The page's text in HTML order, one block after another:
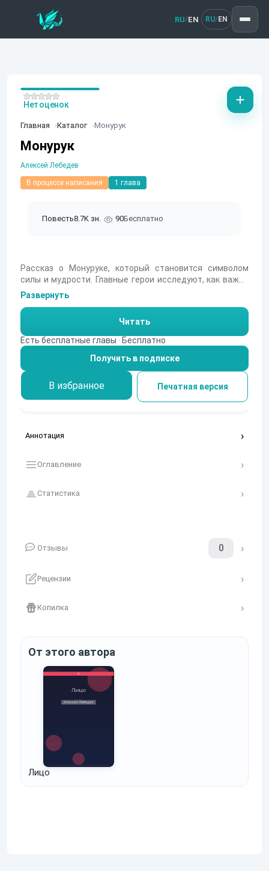
RU/EN RU/ EN
Главная Каталог Монурук
Монурук
Алексей Лебедев
В процессе написания 1 глава
Повесть8.7K зн. 90Бесплатно
Нет оценок
Рассказ о Монуруке, который становится символом
силы и мудрости. Главные герои исследуют, как важно
сохранять связь с природой и традициями, открывая
для себя, что настоящая сила заключается в единстве.
Развернуть
Читать
Есть бесплатные главы · Бесплатно
Получить в подписке
В избранное Печатная версия
Аннотация
Оглавление
Статистика
Отзывы 0
Рецензии
Копилка
От этого автора
Лицо